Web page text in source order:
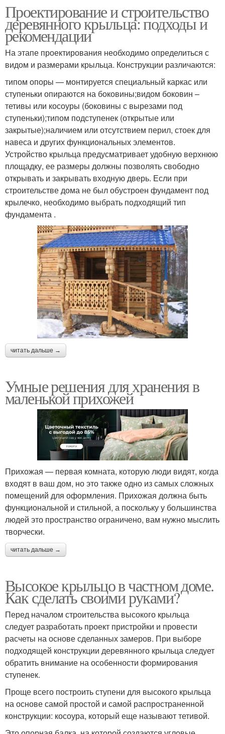
Проектирование и строительство
деревянного крыльца: подходы и
рекомендации
На этапе проектирования необходимо определиться с
видом и размерами крыльца. Конструкции различаются:
типом опоры — монтируется специальный каркас или
ступеньки опираются на боковины;видом боковин –
тетивы или косоуры (боковины с вырезами под
ступеньки);типом подступенек (открытые или
закрытые);наличием или отсутствием перил, стоек для
навеса и других функциональных элементов.
Устройство крыльца предусматривает удобную верхнюю
площадку, ее размеры должны позволять свободно
открывать и закрывать входную дверь. Если при
строительстве дома не был обустроен фундамент под
крылечко, необходимо выбрать подходящий тип
фундамента .
читать дальше →
Умные решения для хранения в
маленькой прихожей
Прихожая — первая комната, которую люди видят, когда
входят в ваш дом, но это также одно из самых сложных
помещений для оформления. Прихожая должна быть
функциональной и стильной, а поскольку у большинства
людей это пространство ограничено, вам нужно мыслить
творчески.
читать дальше →
Высокое крыльцо в частном доме.
Как сделать своими руками?
Перед началом строительства высокого крыльца
следует разработать проект пристройки и провести
расчеты на основе сделанных замеров. При выборе
подходящей конструкции деревянного крыльца следует
обратить внимание на особенности формирования
ступенек.
Проще всего построить ступени для высокого крыльца
на основе самой простой и самой распространенной
конструкции: косоура, который еще называют тетивой.